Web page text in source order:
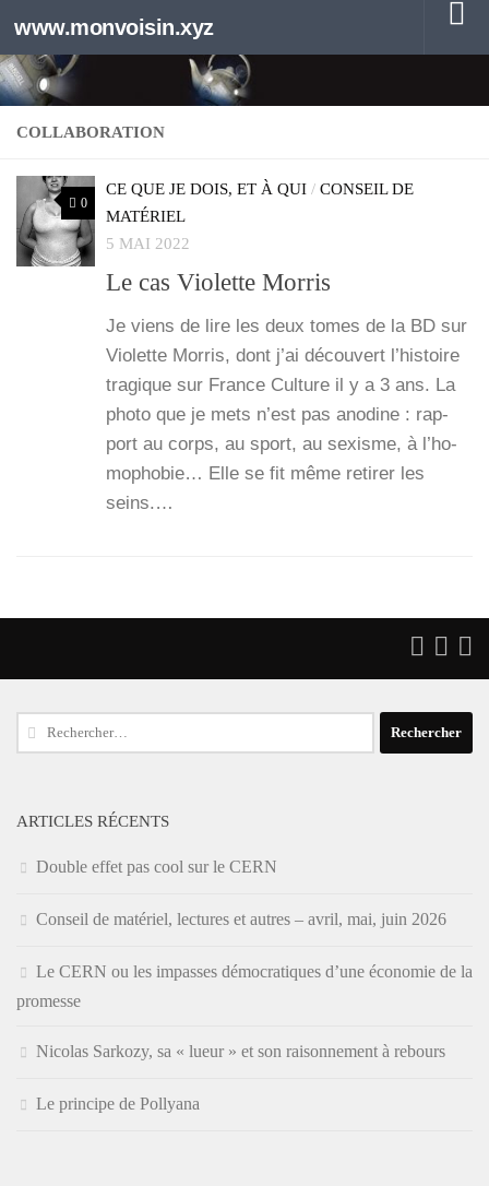
Au dessous du contenu
www.monvoisin.xyz
COLLABORATION
0
CE QUE JE DOIS, ET À QUI / CONSEIL DE
MATÉRIEL
5 MAI 2022
Le cas Violette Morris
Je viens de lire les deux tomes de la BD sur
Vio­lette Mor­ris, dont j’ai décou­vert l’his­toire
tra­gique sur France Culture il y a 3 ans. La
pho­to que je mets n’est pas ano­dine : rap­
port au corps, au sport, au sexisme, à l’ho­
mo­pho­bie… Elle se fit même reti­rer les
seins.…
Rechercher :
ARTICLES RÉCENTS
Double effet pas cool sur le CERN
Conseil de matériel, lectures et autres – avril, mai, juin 2026
Le CERN ou les impasses démocratiques d’une économie de la
promesse
Nicolas Sarkozy, sa « lueur » et son raisonnement à rebours
Le principe de Pollyana